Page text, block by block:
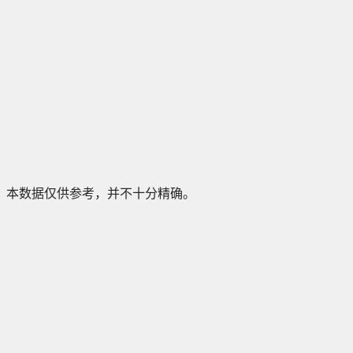
本数据仅供参考，并不十分精确。